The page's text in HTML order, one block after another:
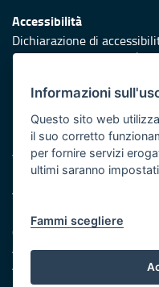
Accessibilità
Dichiarazione di
Obiettivi di accessibilità
Redazione
Protezione civile
Vai al sito di Protezione
Note legali
Cookie e privacy
Amministrazione trasparente
Atti di notifica
Feed RSS
Informazioni
Questo sito web
il suo corretto
per fornire servizi
ultimi saranno
Fammi scegliere